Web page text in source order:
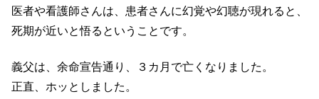
医者や看護師さんは、患者さんに幻覚や幻聴が現れると、
死期が近いと悟るということです。
義父は、余命宣告通り、３カ月で亡くなりました。
正直、ホッとしました。